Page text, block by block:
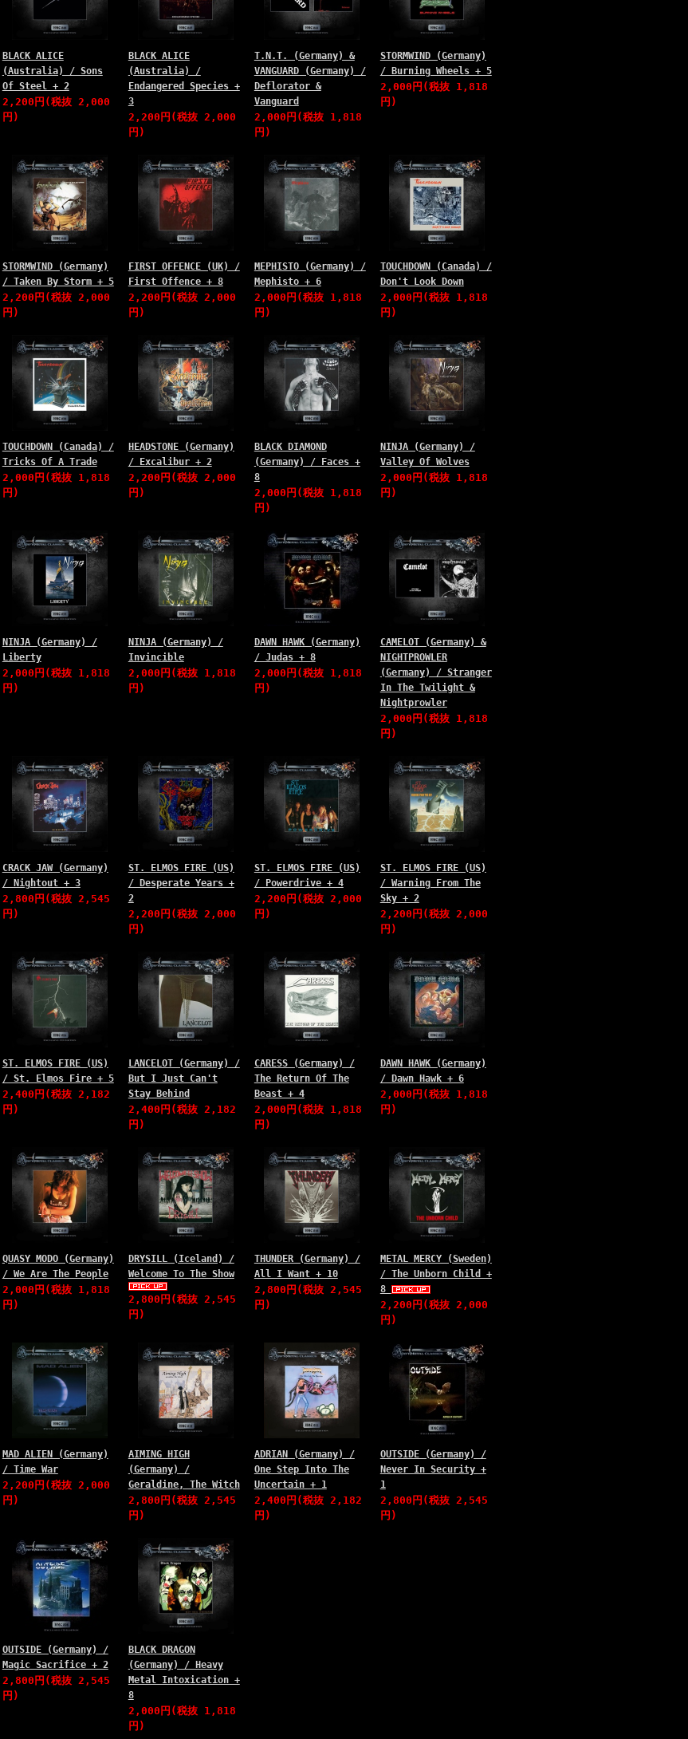
BLACK ALICE
(Australia) / Sons
Of Steel + 2
2,200円(税抜 2,000
円)
BLACK ALICE
(Australia) /
Endangered Species +
3
2,200円(税抜 2,000
円)
T.N.T. (Germany) &
VANGUARD (Germany) /
Deflorator &
Vanguard
2,000円(税抜 1,818
円)
STORMWIND (Germany)
/ Burning Wheels + 5
2,000円(税抜 1,818
円)
STORMWIND (Germany)
/ Taken By Storm + 5
2,200円(税抜 2,000
円)
FIRST OFFENCE (UK) /
First Offence + 8
2,200円(税抜 2,000
円)
MEPHISTO (Germany) /
Mephisto + 6
2,000円(税抜 1,818
円)
TOUCHDOWN (Canada) /
Don't Look Down
2,000円(税抜 1,818
円)
TOUCHDOWN (Canada) /
Tricks Of A Trade
2,000円(税抜 1,818
円)
HEADSTONE (Germany)
/ Excalibur + 2
2,200円(税抜 2,000
円)
BLACK DIAMOND
(Germany) / Faces +
8
2,000円(税抜 1,818
円)
NINJA (Germany) /
Valley Of Wolves
2,000円(税抜 1,818
円)
NINJA (Germany) /
Liberty
2,000円(税抜 1,818
円)
NINJA (Germany) /
Invincible
2,000円(税抜 1,818
円)
DAWN HAWK (Germany)
/ Judas + 8
2,000円(税抜 1,818
円)
CAMELOT (Germany) &
NIGHTPROWLER
(Germany) / Stranger
In The Twilight &
Nightprowler
2,000円(税抜 1,818
円)
CRACK JAW (Germany)
/ Nightout + 3
2,800円(税抜 2,545
円)
ST. ELMOS FIRE (US)
/ Desperate Years +
2
2,200円(税抜 2,000
円)
ST. ELMOS FIRE (US)
/ Powerdrive + 4
2,200円(税抜 2,000
円)
ST. ELMOS FIRE (US)
/ Warning From The
Sky + 2
2,200円(税抜 2,000
円)
ST. ELMOS FIRE (US)
/ St. Elmos Fire + 5
2,400円(税抜 2,182
円)
LANCELOT (Germany) /
But I Just Can't
Stay Behind
2,400円(税抜 2,182
円)
CARESS (Germany) /
The Return Of The
Beast + 4
2,000円(税抜 1,818
円)
DAWN HAWK (Germany)
/ Dawn Hawk + 6
2,000円(税抜 1,818
円)
QUASY MODO (Germany)
/ We Are The People
2,000円(税抜 1,818
円)
DRYSILL (Iceland) /
Welcome To The Show
2,800円(税抜 2,545
円)
THUNDER (Germany) /
All I Want + 10
2,800円(税抜 2,545
円)
METAL MERCY (Sweden)
/ The Unborn Child +
8
2,200円(税抜 2,000
円)
MAD ALIEN (Germany)
/ Time War
2,200円(税抜 2,000
円)
AIMING HIGH
(Germany) /
Geraldine, The Witch
2,800円(税抜 2,545
円)
ADRIAN (Germany) /
One Step Into The
Uncertain + 1
2,400円(税抜 2,182
円)
OUTSIDE (Germany) /
Never In Security +
1
2,800円(税抜 2,545
円)
OUTSIDE (Germany) /
Magic Sacrifice + 2
2,800円(税抜 2,545
円)
BLACK DRAGON
(Germany) / Heavy
Metal Intoxication +
8
2,000円(税抜 1,818
円)